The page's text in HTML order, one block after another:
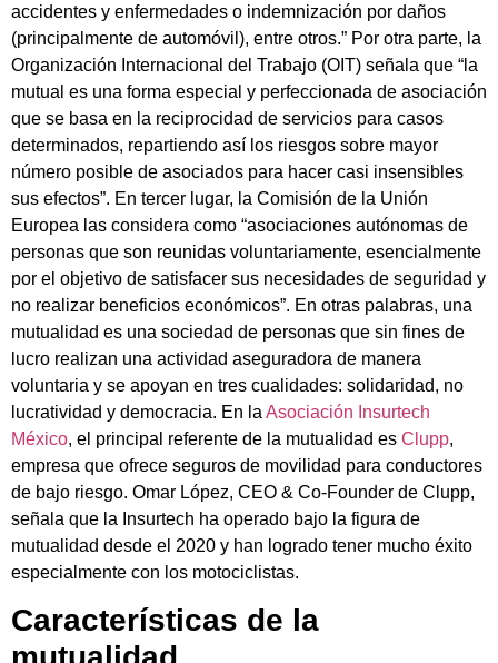
accidentes y enfermedades o indemnización por daños
(principalmente de automóvil), entre otros.” Por otra parte, la
Organización Internacional del Trabajo (OIT) señala que “la
mutual es una forma especial y perfeccionada de asociación
que se basa en la reciprocidad de servicios para casos
determinados, repartiendo así los riesgos sobre mayor
número posible de asociados para hacer casi insensibles
sus efectos”. En tercer lugar, la Comisión de la Unión
Europea las considera como “asociaciones autónomas de
personas que son reunidas voluntariamente, esencialmente
por el objetivo de satisfacer sus necesidades de seguridad y
no realizar beneficios económicos”. En otras palabras, una
mutualidad es una sociedad de personas que sin fines de
lucro realizan una actividad aseguradora de manera
voluntaria y se apoyan en tres cualidades: solidaridad, no
lucratividad y democracia. En la Asociación Insurtech
México, el principal referente de la mutualidad es Clupp,
empresa que ofrece seguros de movilidad para conductores
de bajo riesgo. Omar López, CEO & Co-Founder de Clupp,
señala que la Insurtech ha operado bajo la figura de
mutualidad desde el 2020 y han logrado tener mucho éxito
especialmente con los motociclistas.
Características de la